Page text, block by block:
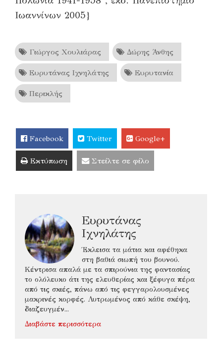
Ιωαννίνων 2005}
Γιώργος Χουλιάρας Δώρης Άνθης
Ευρυτάνας Ιχνηλάτης Ευρυτανία
Περικλής
Facebook Twitter Google+
Εκτύπωση Στείλτε σε φίλο
Ευρυτάνας
Ιχνηλάτης
Έκλεισα τα μάτια και αφέθηκα
στη βαθιά σιωπή του βουνού.
Κέντρισα απαλά με τα σπιρούνια της φαντασίας
το ολόλευκο άτι της ελευθερίας και ξέφυγα πέρα
από τις σκιές, πάνω από τις φεγγαρολουσμένες
μακρινές κορφές. Λυτρωμένος από κάθε σκέψη,
διαζευγμέν...
Διαβάστε περισσότερα